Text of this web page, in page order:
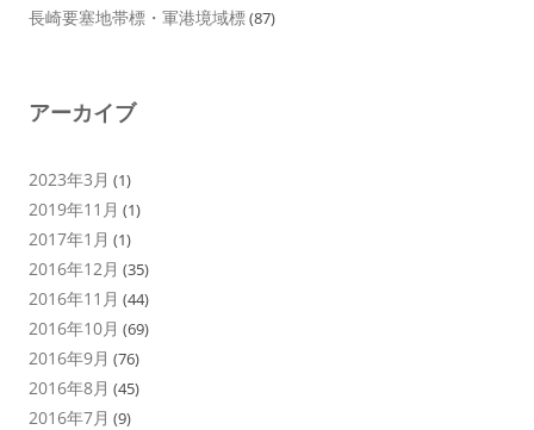
長崎要塞地帯標・軍港境域標(87)
アーカイブ
2023年3月 (1)
2019年11月 (1)
2017年1月 (1)
2016年12月 (35)
2016年11月 (44)
2016年10月 (69)
2016年9月 (76)
2016年8月 (45)
2016年7月 (9)